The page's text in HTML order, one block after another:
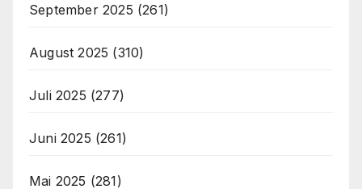
September 2025 (261)
August 2025 (310)
Juli 2025 (277)
Juni 2025 (261)
Mai 2025 (281)